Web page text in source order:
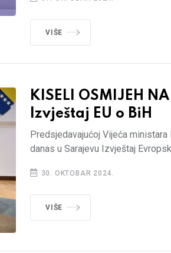
VIŠE
KISELI OSMIJEH
Izvještaj EU o BiH
Predsjedavajućoj Vijeća
danas u Sarajevu Izvještaj
30. OKTOBAR 2024.
VIŠE